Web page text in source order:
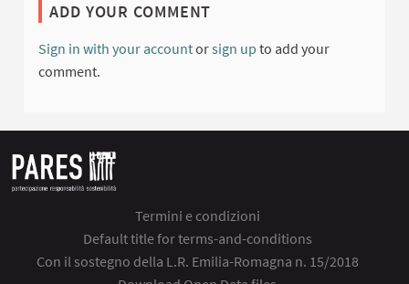
ADD YOUR COMMENT
Sign in with your accountorsign up to add your
comment.
Termini e condizioni
Default title for terms-and-conditions
Con il sostegno della L.R. Emilia-Romagna n. 15/2018